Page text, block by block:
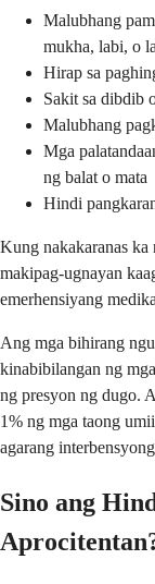
Malubhang
mukha, labi, o
Hirap sa
Sakit sa dibdib
Malubhang
Mga
ng balat o mata
Hindi
Kung nakakaranas ka
makipag-ugnayan
emerhensiyang
Ang mga bihirang
kinabibilangan ng
ng presyon ng dugo.
1% ng mga taong
agarang
Sino ang